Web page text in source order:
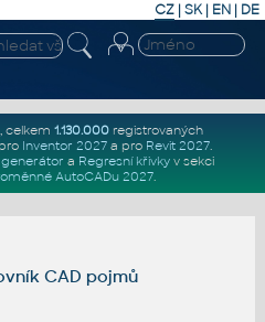
CZ | SK| EN | DE
celkem 1.130.000registrovaných
Inventor 2027a pro Revit 2027.
a Regresní křivkyv sekci
AutoCADu 2027.
CAD pojmů